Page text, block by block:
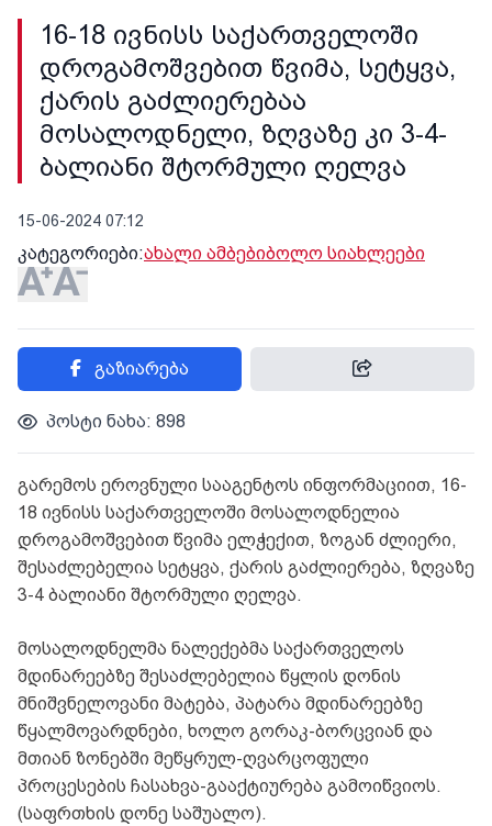
16-18 ივნისს საქართველოში
დროგამოშვებით წვიმა, სეტყვა,
ქარის გაძლიერებაა
მოსალოდნელი, ზღვაზე კი 3-4-
ბალიანი შტორმული ღელვა
15-06-2024 07:12
კატეგორიები:ახალი ამბებიბოლო სიახლეები
გაზიარება
პოსტი ნახა: 898
გარემოს ეროვნული სააგენტოს ინფორმაციით, 16-
18 ივნისს საქართველოში მოსალოდნელია
დროგამოშვებით წვიმა ელჭექით, ზოგან ძლიერი,
შესაძლებელია სეტყვა, ქარის გაძლიერება, ზღვაზე
3-4 ბალიანი შტორმული ღელვა.
მოსალოდნელმა ნალექებმა საქართველოს
მდინარეებზე შესაძლებელია წყლის დონის
მნიშვნელოვანი მატება, პატარა მდინარეებზე
წყალმოვარდნები, ხოლო გორაკ-ბორცვიან და
მთიან ზონებში მეწყრულ-ღვარცოფული
პროცესების ჩასახვა-გააქტიურება გამოიწვიოს.
(საფრთხის დონე საშუალო).